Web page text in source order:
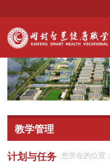
教学管理
您所在的位置：
计划与任务